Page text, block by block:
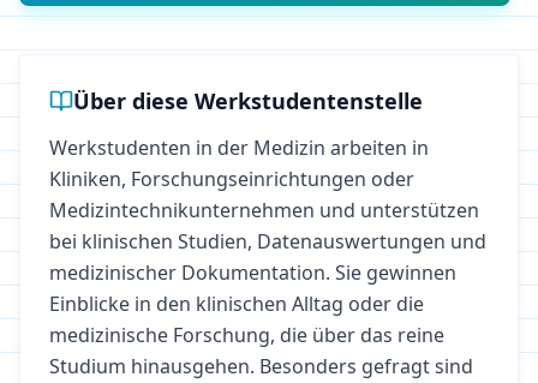
Über diese Werkstudentenstelle
Werkstudenten in der Medizin arbeiten in
Kliniken, Forschungseinrichtungen oder
Medizintechnikunternehmen und unterstützen
bei klinischen Studien, Datenauswertungen und
medizinischer Dokumentation. Sie gewinnen
Einblicke in den klinischen Alltag oder die
medizinische Forschung, die über das reine
Studium hinausgehen. Besonders gefragt sind